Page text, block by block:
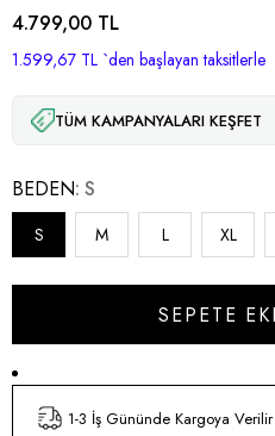
4.799,00 TL
1.599,67 TL `den başlayan taksitlerle
TÜM KAMPANYALARI KEŞFET
BEDEN S
S M L XL
1-3 İş Gününde Kargoya Verilir